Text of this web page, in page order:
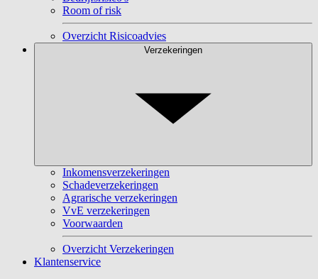
Room of risk
Overzicht Risicoadvies
Verzekeringen
Inkomensverzekeringen
Schadeverzekeringen
Agrarische verzekeringen
VvE verzekeringen
Voorwaarden
Overzicht Verzekeringen
Klantenservice